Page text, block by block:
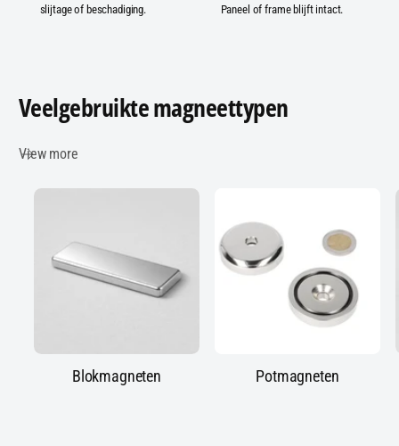
slijtage of beschadiging.
Paneel of frame blijft intact.
Veelgebruikte magneettypen
View more
Blokmagneten Potmagneten